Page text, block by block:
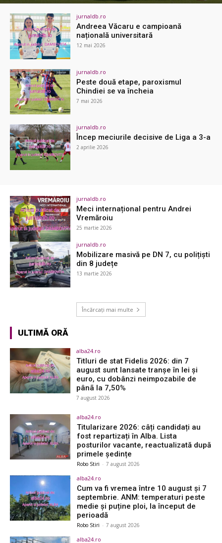
jurnaldb.ro
Andreea Văcaru e campioană
națională universitară
12 mai 2026
jurnaldb.ro
Peste două etape, paroxismul
Chindiei se va încheia
7 mai 2026
jurnaldb.ro
Încep meciurile decisive de Liga a 3-a
2 aprilie 2026
jurnaldb.ro
Meci internațional pentru Andrei
Vremăroiu
25 martie 2026
jurnaldb.ro
Mobilizare masivă pe DN 7, cu polițiști
din 8 județe
13 martie 2026
Încărcați mai multe
ULTIMĂ ORĂ
alba24.ro
Titluri de stat Fidelis 2026: din 7
august sunt lansate tranșe în lei și
euro, cu dobânzi neimpozabile de
pânã la 7,50%
7 august 2026
alba24.ro
Titularizare 2026: câți candidați au
fost repartizați în Alba. Lista
posturilor vacante, reactualizată după
primele ședințe
Robo Stiri - 7 august 2026
alba24.ro
Cum va fi vremea între 10 august și 7
septembrie. ANM: temperaturi peste
medie și puține ploi, la început de
perioadă
Robo Stiri - 7 august 2026
alba24.ro